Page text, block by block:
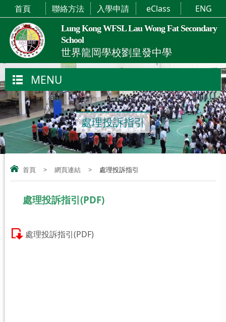
Lung Kong WFSL Lau Wong Fat Secondary
School
世界龍岡學校劉皇發中學
首頁 聯絡方法 入學申請 eClass ENG
MENU
處理投訴指引
首頁 > 網頁連結 > 處理投訴指引
處理投訴指引(PDF)
處理投訴指引(PDF)